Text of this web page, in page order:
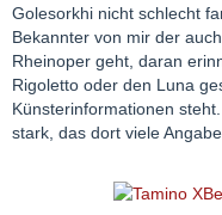
Golesorkhi nicht schlecht
Bekannter von mir der
Rheinoper geht, daran
Rigoletto oder den Luna
Künsterinformationen
stark, das dort viele